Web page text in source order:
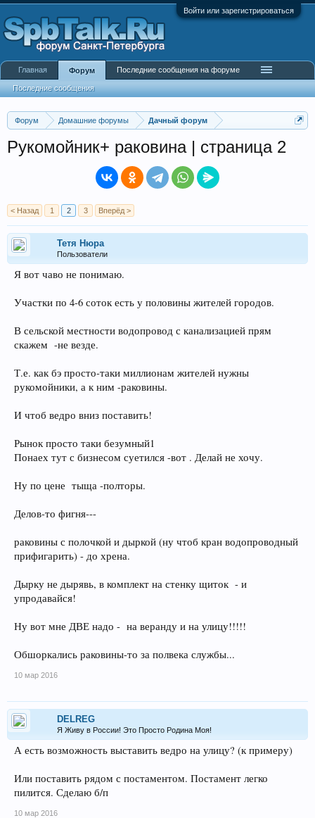
Войти или зарегистрироваться
Форум Домашние форумы Дачный форум
Рукомойник+ раковина | страница 2
< Назад 1 2 3 Вперёд >
Тетя Нюра
Пользователи
Я вот чаво не понимаю.
Участки по 4-6 соток есть у половины жителей городов.
В сельской местности водопровод с канализацией прям
скажем -не везде.
Т.е. как бэ просто-таки миллионам жителей нужны
рукомойники, а к ним -раковины.
И чтоб ведро вниз поставить!
Рынок просто таки безумный1
Понаех тут с бизнесом суетился -вот . Делай не хочу.
Ну по цене тыща -полторы.
Делов-то фигня---
раковины с полочкой и дыркой (ну чтоб кран водопроводный
прифигарить) - до хрена.
Дырку не дырявь, в комплект на стенку щиток - и
упродавайся!
Ну вот мне ДВЕ надо - на веранду и на улицу!!!!!
Обшоркались раковины-то за полвека службы...
10 мар 2016
DELREG
Я Живу в России! Это Просто Родина Моя!
А есть возможность выставить ведро на улицу? (к примеру)
Или поставить рядом с постаментом. Постамент легко
пилится. Сделаю б/п
10 мар 2016
Главная Форум
Последние сообщения
Последние сообщения на форуме